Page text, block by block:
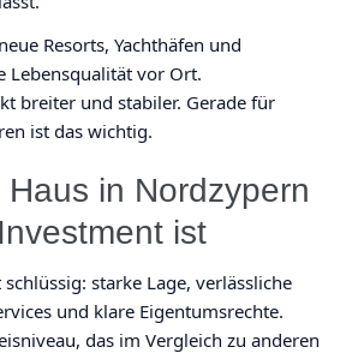
Resorts, Yachthäfen und
Lebensqualität vor Ort.
breiter und stabiler. Gerade für
ist das wichtig.
in Nordzypern
ist
starke Lage, verlässliche
und klare Eigentumsrechte.
das im Vergleich zu anderen